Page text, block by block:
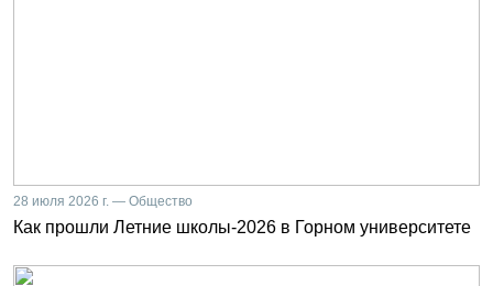
28 июля 2026 г. — Общество
Как прошли Летние школы-2026 в Горном университете